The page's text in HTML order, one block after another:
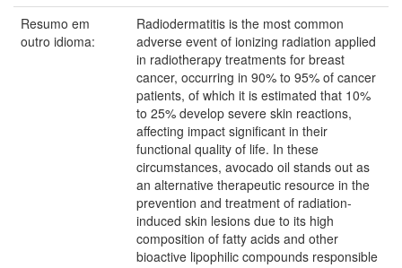
Resumo em
outro idioma:
Radiodermatitis is the most common
adverse event of ionizing radiation applied
in radiotherapy treatments for breast
cancer, occurring in 90% to 95% of cancer
patients, of which it is estimated that 10%
to 25% develop severe skin reactions,
affecting impact significant in their
functional quality of life. In these
circumstances, avocado oil stands out as
an alternative therapeutic resource in the
prevention and treatment of radiation-
induced skin lesions due to its high
composition of fatty acids and other
bioactive lipophilic compounds responsible